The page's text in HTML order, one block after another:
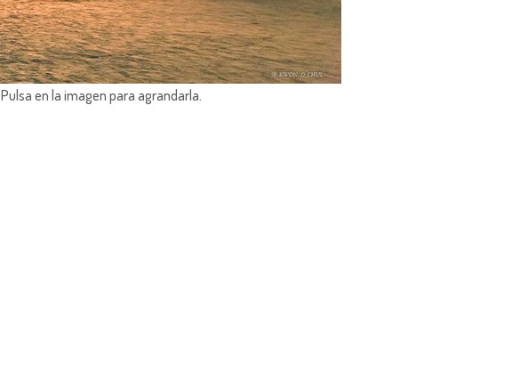
Pulsa en la imagen para agrandarla.